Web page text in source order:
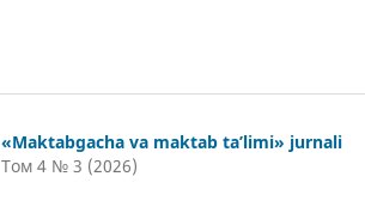
«Maktabgacha va maktab ta’limi» jurnali
Том 4 № 3 (2026)